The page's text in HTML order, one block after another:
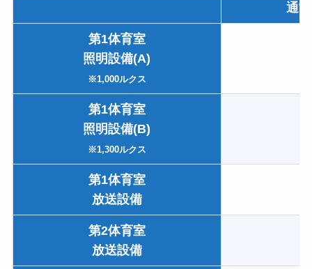
通
第1体育室
照明設備(A)
※1,000ルクス
第1体育室
照明設備(B)
※1,300ルクス
第1体育室
放送設備
第2体育室
放送設備